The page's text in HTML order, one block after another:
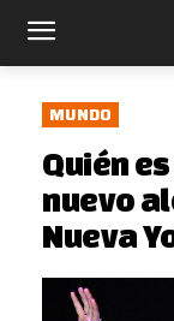
MUNDO
Quién
nuevo
Nueva